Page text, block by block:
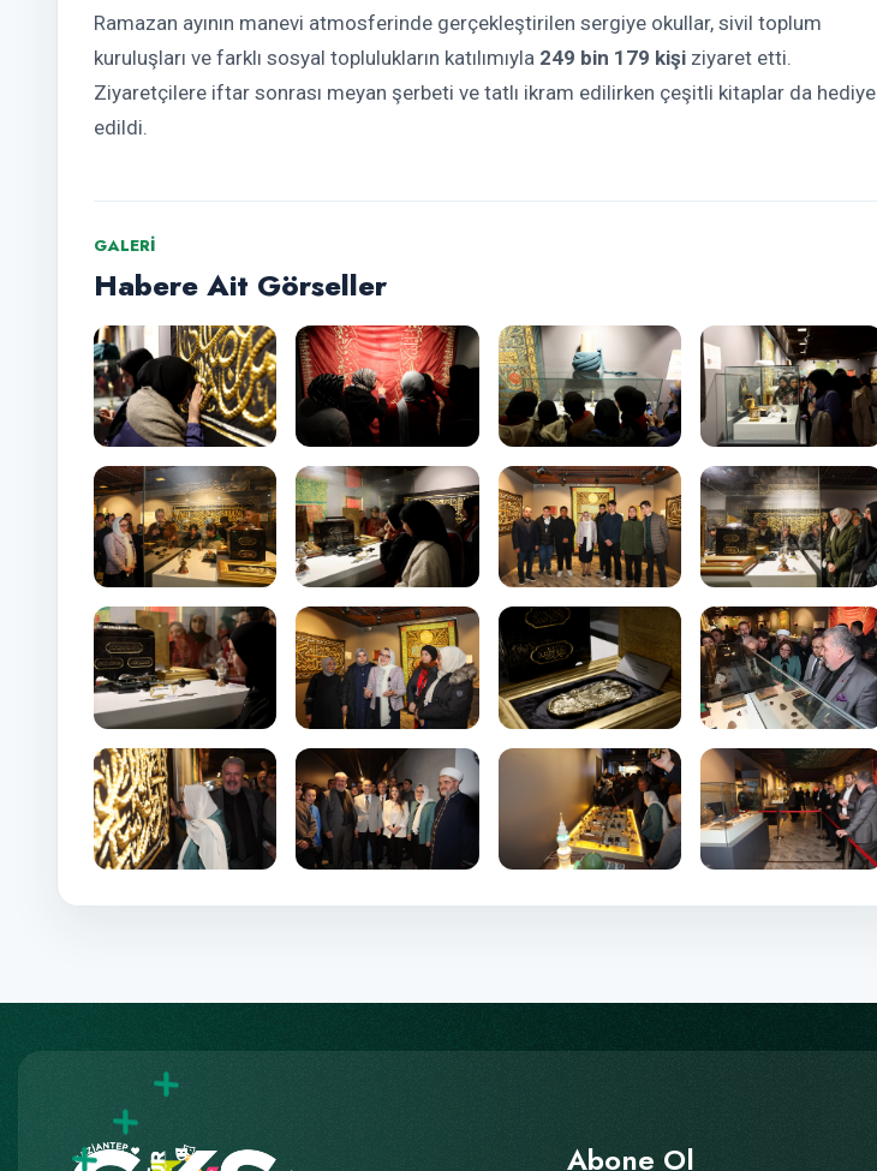
Ramazan ayının manevi atmosferinde gerçekleştirilen sergiye okullar, sivil toplum
kuruluşları ve farklı sosyal toplulukların katılımıyla 249 bin 179 kişi ziyaret etti.
Ziyaretçilere iftar sonrası meyan şerbeti ve tatlı ikram edilirken çeşitli kitaplar da hediye
edildi.
GALERI
Habere Ait Görseller
Abone Ol